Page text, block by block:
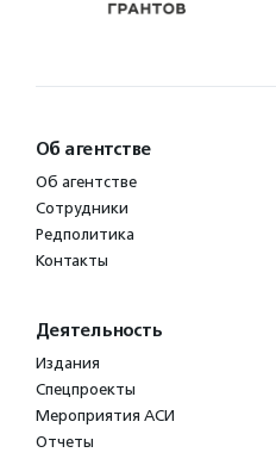
Об агентстве
Об агентстве
Сотрудники
Редполитика
Контакты
Деятельность
Издания
Спецпроекты
Мероприятия АСИ
Отчеты